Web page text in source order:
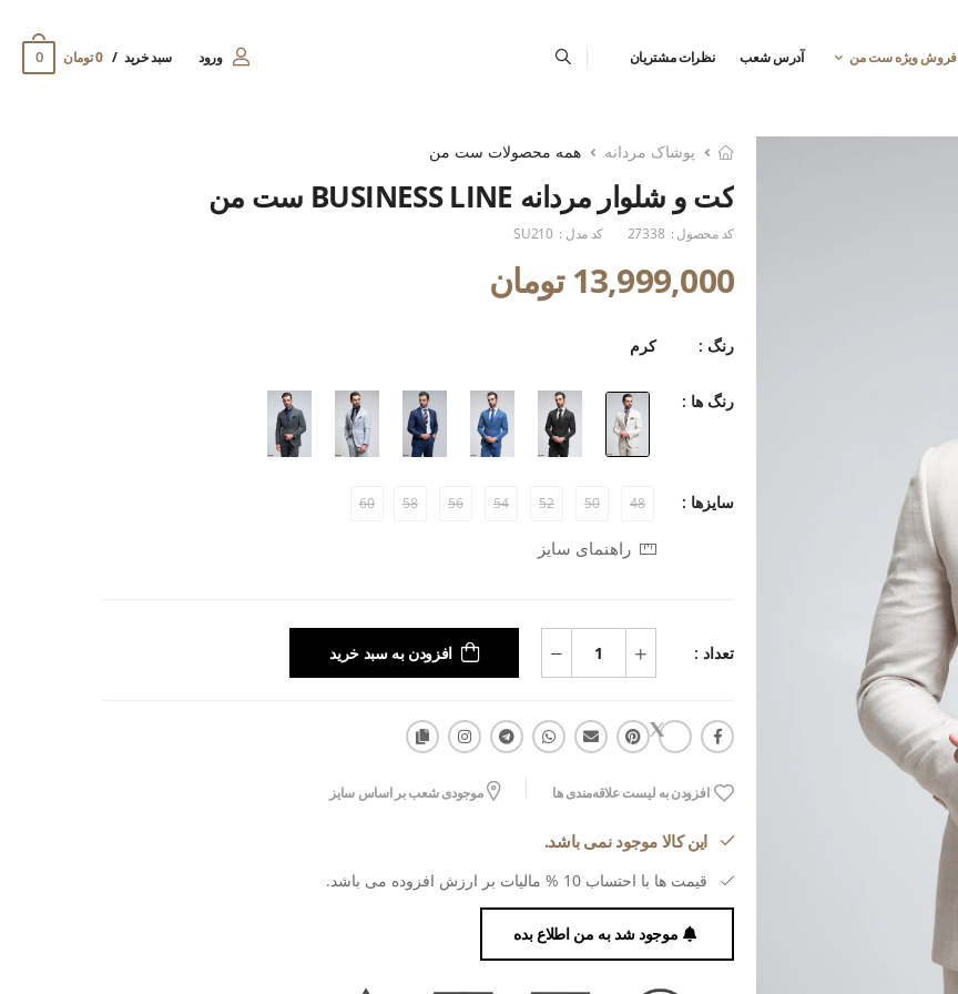
فروش ویژه ست من آدرس شعب نظرات مشتریان ورود سبد خرید 0 تومان 0
پوشاک مردانه همه محصولات ست من
کت و شلوار مردانه BUSINESS LINE ست من
کد محصول : 27338 کد مدل : SU210
13,999,000 تومان
رنگ : کرم
رنگ ها :
سایزها : 48
50
52
54
56
58
60
راهنمای سایز
تعداد : افزودن به سبد خرید
افزودن به لیست علاقه‌مندی ها موجودی شعب بر اساس سایز
این کالا موجود نمی باشد.
قیمت ها با احتساب 10 % مالیات بر ارزش افزوده می باشد.
موجود شد به من اطلاع بده